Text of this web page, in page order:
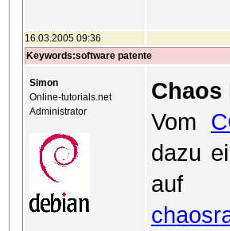
16.03.2005 09:36
Keywords:software patente
Simon
Online-tutorials.net
Administrator
Chaos
Vom
dazu
auf